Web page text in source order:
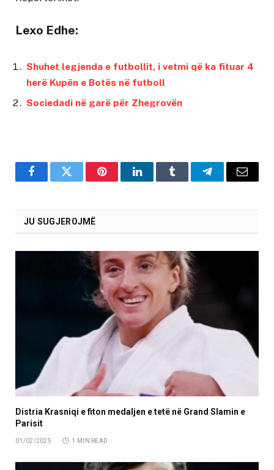
Lexo Edhe:
Shuhet legjenda e futbollit, i vetmi që ka fituar 4
herë Kupën e Botës në futboll
Sociedadi në garë për Zhegrovën
FacebookTwitter PinterestLinkedInTumblr TelegramEmail
JU SUGJEROJMË
Distria Krasniqi e fiton medaljen e tetë në Grand Slamin e
Parisit
01/02/2025 1 MIN READ